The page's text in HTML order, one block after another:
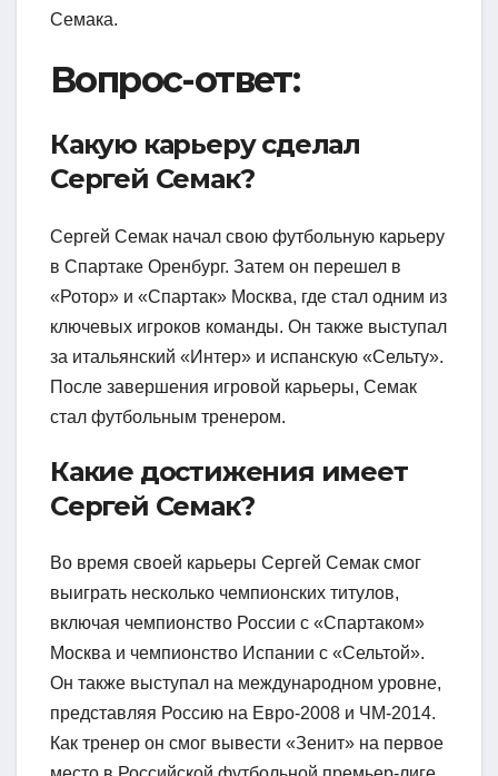
Семака.
Вопрос-ответ:
Какую карьеру сделал
Сергей Семак?
Сергей Семак начал свою футбольную карьеру
в Спартаке Оренбург. Затем он перешел в
«Ротор» и «Спартак» Москва, где стал одним из
ключевых игроков команды. Он также выступал
за итальянский «Интер» и испанскую «Сельту».
После завершения игровой карьеры, Семак
стал футбольным тренером.
Какие достижения имеет
Сергей Семак?
Во время своей карьеры Сергей Семак смог
выиграть несколько чемпионских титулов,
включая чемпионство России с «Спартаком»
Москва и чемпионство Испании с «Сельтой».
Он также выступал на международном уровне,
представляя Россию на Евро-2008 и ЧМ-2014.
Как тренер он смог вывести «Зенит» на первое